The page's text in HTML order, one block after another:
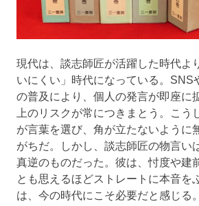
現代は、談志師匠が活躍した時代よ
いにくい」時代になっている。SNS
の普及により、個人の発言が即座に
上のリスクが常につきまとう。こう
が言葉を選び、角が立たないように
がちだ。しかし、談志師匠の物言い
真逆のものだった。彼は、忖度や建
とも思えるほどストレートに本音を
は、今の時代にこそ必要だと感じる。